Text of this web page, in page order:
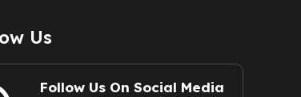
Us
Follow Us On Social Media